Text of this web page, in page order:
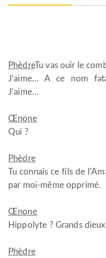
PhèdreTu vas ouïr le
J’aime… A ce nom
J’aime…
Œnone
Qui ?
Phèdre
Tu connais ce fils de
par moi-même opprimé.
Œnone
Hippolyte ? Grands
Phèdre